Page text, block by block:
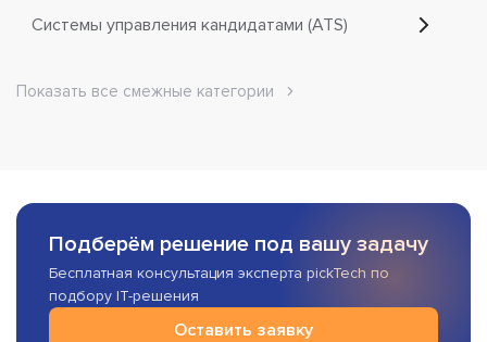
Системы управления кандидатами (ATS)
Показать все смежные категории
Подберём решение под вашу задачу
Бесплатная консультация эксперта pickTech по
подбору IT-решения
Оставить заявку